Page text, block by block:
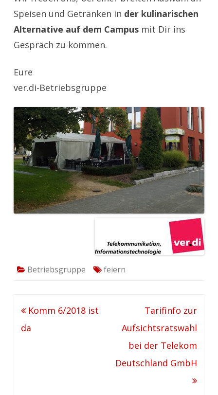
Speisen und Getränken in der kulinarischen
Alternative auf dem Campus mit Dir ins
Gespräch zu kommen.
Eure
ver.di-Betriebsgruppe
Betriebsgruppe feiern
Beitragsnavigation
Komm 6/2018 ist
da
Tarifinfo zur
Aufsichtsratswahl
bei der Telekom
Deutschland GmbH